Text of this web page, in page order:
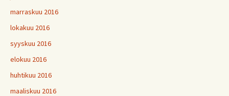
marraskuu 2016
lokakuu 2016
syyskuu 2016
elokuu 2016
huhtikuu 2016
maaliskuu 2016